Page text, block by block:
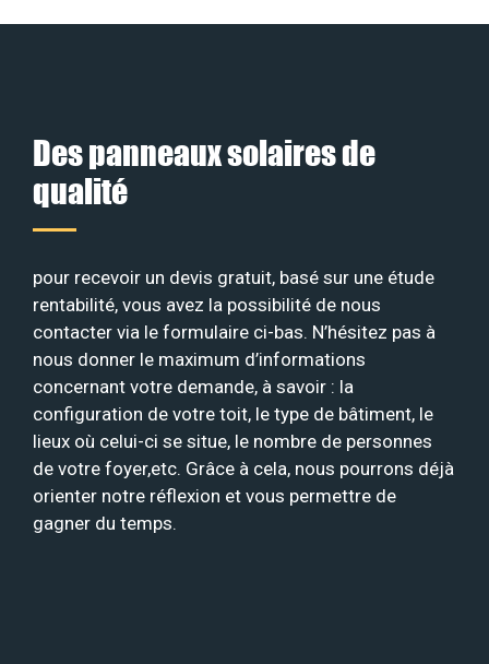
Des panneaux solaires de
qualité
pour recevoir un devis gratuit, basé sur une étude
rentabilité, vous avez la possibilité de nous
contacter via le formulaire ci-bas. N’hésitez pas à
nous donner le maximum d’informations
concernant votre demande, à savoir : la
configuration de votre toit, le type de bâtiment, le
lieux où celui-ci se situe, le nombre de personnes
de votre foyer,etc. Grâce à cela, nous pourrons déjà
orienter notre réflexion et vous permettre de
gagner du temps.